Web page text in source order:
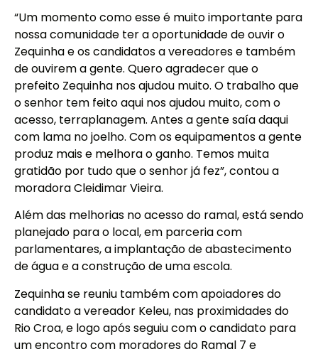
“Um momento como esse é muito importante para
nossa comunidade ter a oportunidade de ouvir o
Zequinha e os candidatos a vereadores e também
de ouvirem a gente. Quero agradecer que o
prefeito Zequinha nos ajudou muito. O trabalho que
o senhor tem feito aqui nos ajudou muito, com o
acesso, terraplanagem. Antes a gente saía daqui
com lama no joelho. Com os equipamentos a gente
produz mais e melhora o ganho. Temos muita
gratidão por tudo que o senhor já fez”, contou a
moradora Cleidimar Vieira.
Além das melhorias no acesso do ramal, está sendo
planejado para o local, em parceria com
parlamentares, a implantação de abastecimento
de água e a construção de uma escola.
Zequinha se reuniu também com apoiadores do
candidato a vereador Keleu, nas proximidades do
Rio Croa, e logo após seguiu com o candidato para
um encontro com moradores do Ramal 7 e